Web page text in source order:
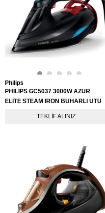
TEKLIF ALINIZ
Philips
PHİLİPS GC5037 3000W AZUR
ELİTE STEAM IRON BUHARLI ÜTÜ